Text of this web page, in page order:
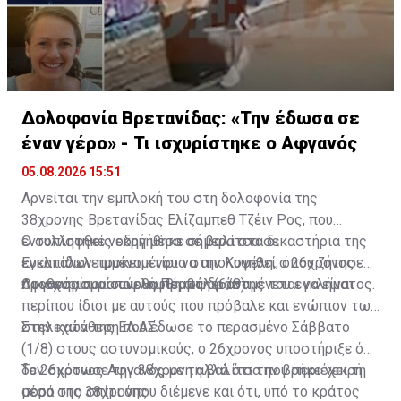
Δολοφονία Βρετανίδας: «Την έδωσα σε
έναν γέρο» - Τι ισχυρίστηκε ο Αφγανός
05.08.2026 15:51
Αρνείται την εμπλοκή του στη δολοφονία της
38χρονης Βρετανίδας Ελίζαμπεθ Τζέιν Ρος, που
εντοπίστηκε νεκρή μέσα σε βαλίτσα σε
εγκαταλελειμμένο κτίριο στην Κυψέλη, ο 26χρονος
Αφγανός που συνελήφθη ως δράστης του εγκλήματος.
Ο συλληφθείς οδηγήθηκε σήμερα στα δικαστήρια της
Ευελπίδων προκειμένου να απολογηθεί, όπου ζήτησε
προθεσμία για αύριο, Πέμπτη (6/8).
Οι ισχυρισμοί που θα προβάλει αναμένεται να είναι
περίπου ίδιοι με αυτούς που πρόβαλε και ενώπιον των
στελεχών της ΕΛ.ΑΣ.
Στην κατάθεση που έδωσε το περασμένο Σάββατο
(1/8) στους αστυνομικούς, ο 26χρονος υποστήριξε ότι
δεν σκότωσε την 38χρονη αλλά ότι την βρήκε νεκρή
μέσα στο σπίτι όπου διέμενε και ότι, υπό το κράτος
Το 26χρονος Αφγανός με τη βαλίτσα που περιέχει τη
σορό της 38χρονης: